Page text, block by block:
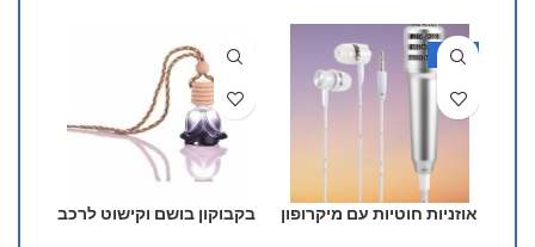
-38%
אוזניות חוטיות עם מיקרופון
בקבוקון בושם וקישוט לרכב